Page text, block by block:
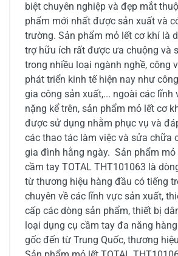
biệt chuyên nghiệp và đẹp mắt
phẩm mới nhất được sản xuất và
trường. Sản phẩm mỏ lết cơ khí là
trợ hữu ích rất được ưa chuộng và
trong nhiều loại ngành nghề, công
phát triển kinh tế hiện nay như
gia công sản xuất,... ngoài các lĩnh
nặng kể trên, sản phẩm mỏ lết cơ
được sử dụng nhằm phục vụ và
các thao tác làm việc và sửa chữa
gia đình hằng ngày. Sản phẩm mỏ
cầm tay TOTAL THT101063 là
từ thương hiệu hàng đầu có tiếng
chuyên về các lĩnh vực sản xuất,
cấp các dòng sản phẩm, thiết bị
loại dụng cụ cầm tay đa năng
gốc đến từ Trung Quốc, thương